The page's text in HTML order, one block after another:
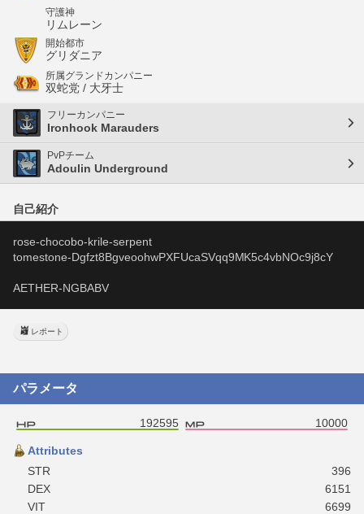
守護神
リムレーン
開始都市
グリダニア
所属グランドカンパニー
双蛇党 / 大牙士
フリーカンパニー
Ironhook Marauders
PvPチーム
Adoulin Underground
自己紹介
rose-chocobo-krile-serpent
tomestone-Dgfzt8BgveoohwPXFUcaSVqq9MK5c4vbNOc9j8cY
AETHER-NGBABV
レポート
パラメータ
192595 10000
Attributes
STR
396
DEX
6151
VIT
6699